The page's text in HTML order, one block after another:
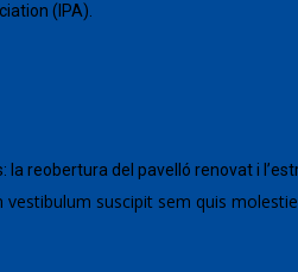
suscipit sem quis
(IPA).
reobertura del pavelló renovat i